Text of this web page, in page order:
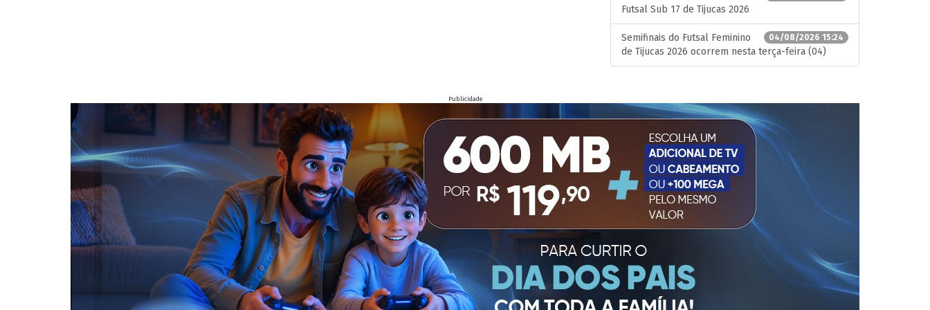
Futsal Sub 17 de Tijucas 2026
04/08/2026 15:24
Semifinais do Futsal Feminino
de Tijucas 2026 ocorrem nesta terça-feira (04)
Publicidade